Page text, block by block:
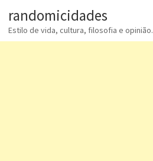
randomicidades
Estilo de vida, cultura, filosofia e opinião.